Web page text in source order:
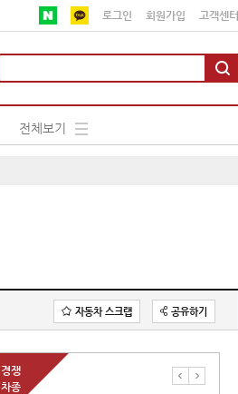
로그인 회원가입 고객센터
전체보기
자동차 스크랩 공유하기
경쟁
차종